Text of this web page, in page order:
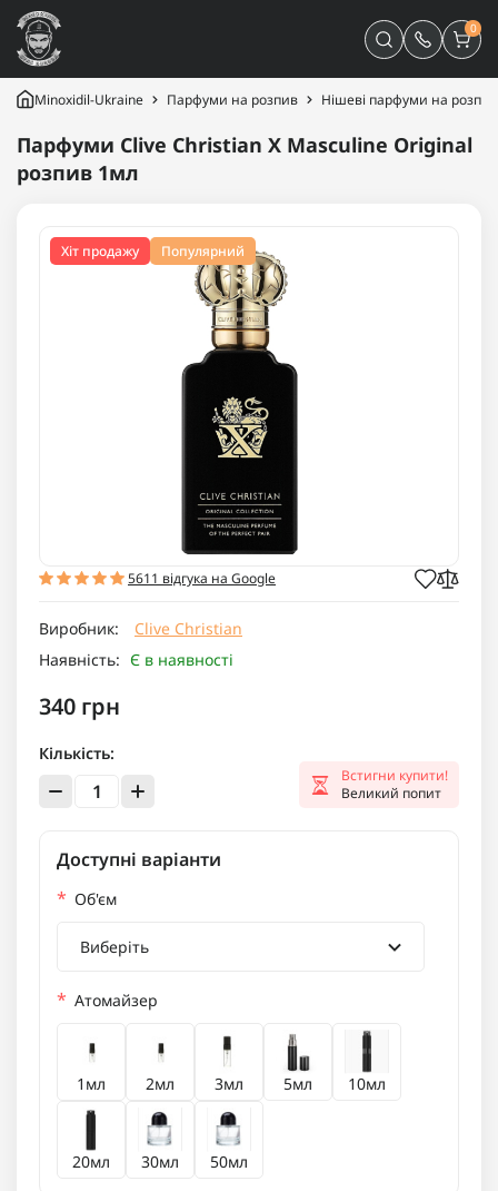
0
Minoxidil-Ukraine Парфуми на розпив Нішеві парфуми на розпив
Парфуми Clive Christian X Masculine Original
розпив 1мл
Хіт продажу Популярний
5611 відгука на Google
Виробник:
Clive Christian
Наявність: Є в наявності
340 грн
Кількість:
Встигни купити!
Великий попит
Доступні варіанти
* Об'єм
Виберіть
* Атомайзер
1мл 2мл 3мл 5мл 10мл
20мл 30мл 50мл